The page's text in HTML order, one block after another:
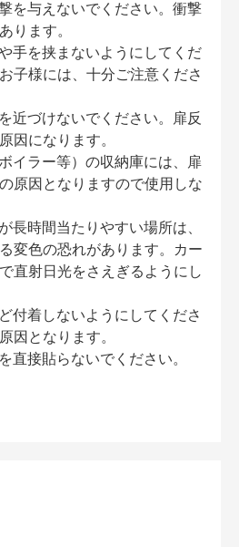
を与えないでください。衝撃
ります。
手を挟まないようにしてくだ
子様には、十分ご注意くださ
近づけないでください。扉反
因になります。
イラー等）の収納庫には、扉
原因となりますので使用しな
長時間当たりやすい場所は、
変色の恐れがあります。カー
直射日光をさえぎるようにし
付着しないようにしてくださ
因となります。
接貼らないでください。